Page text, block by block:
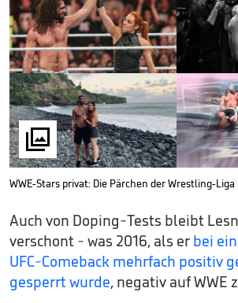

WWE-Stars privat: Die Pärchen der Wrestling-Liga
Auch von Doping-Tests bleibt
verschont - was 2016, als er bei
UFC-Comeback mehrfach positiv
gesperrt wurde, negativ auf WWE